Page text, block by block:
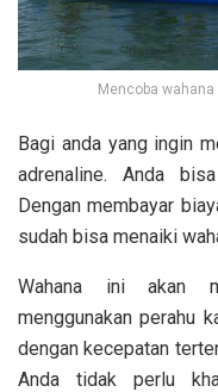
Mencoba
Bagi anda yang ingin
adrenaline. Anda
Dengan membayar
sudah bisa menaiki
Wahana ini akan
menggunakan perahu
dengan kecepatan
Anda tidak perlu